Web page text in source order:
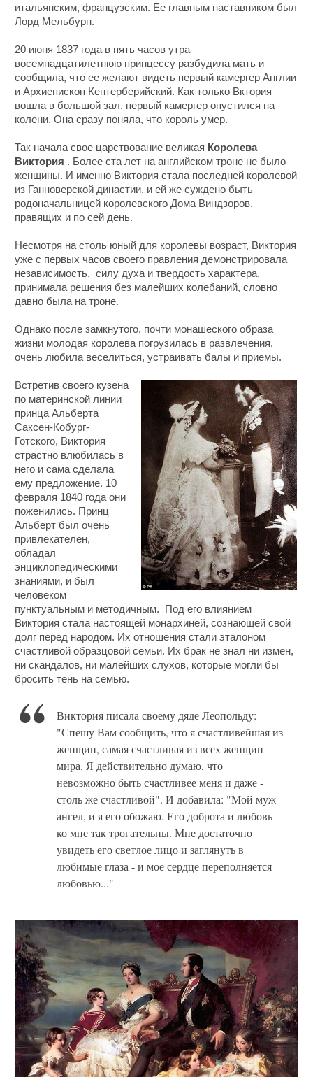
итальянским, французским. Ее главным наставником был
Лорд Мельбурн.
20 июня 1837 года в пять часов утра
восемнадцатилетнюю принцессу разбудила мать и
сообщила, что ее желают видеть первый камергер Англии
и Архиепископ Кентерберийский. Как только Вктория
вошла в большой зал, первый камергер опустился на
колени. Она сразу поняла, что король умер.
Так начала свое царствование великая Королева
Виктория . Более ста лет на английском троне не было
женщины. И именно Виктория стала последней королевой
из Ганноверской династии, и ей же суждено быть
родоначальницей королевского Дома Виндзоров,
правящих и по сей день.
Несмотря на столь юный для королевы возраст, Виктория
уже с первых часов своего правления демонстрировала
независимость, силу духа и твердость характера,
принимала решения без малейших колебаний, словно
давно была на троне.
Однако после замкнутого, почти монашеского образа
жизни молодая королева погрузилась в развлечения,
очень любила веселиться, устраивать балы и приемы.
Встретив своего кузена
по материнской линии
принца Альберта
Саксен-Кобург-
Готского, Виктория
страстно влюбилась в
него и сама сделала
ему предложение. 10
февраля 1840 года они
поженились. Принц
Альберт был очень
привлекателен,
обладал
энциклопедическими
знаниями, и был
человеком
пунктуальным и методичным. Под его влиянием
Виктория стала настоящей монархиней, сознающей свой
долг перед народом. Их отношения стали эталоном
счастливой образцовой семьи. Их брак не знал ни измен,
ни скандалов, ни малейших слухов, которые могли бы
бросить тень на семью.
Виктория писала своему дяде Леопольду:
"Спешу Вам сообщить, что я счастливейшая из
женщин, самая счастливая из всех женщин
мира. Я действительно думаю, что
невозможно быть счастливее меня и даже -
столь же счастливой". И добавила: "Мой муж
ангел, и я его обожаю. Его доброта и любовь
ко мне так трогательны. Мне достаточно
увидеть его светлое лицо и заглянуть в
любимые глаза - и мое сердце переполняется
любовью..."